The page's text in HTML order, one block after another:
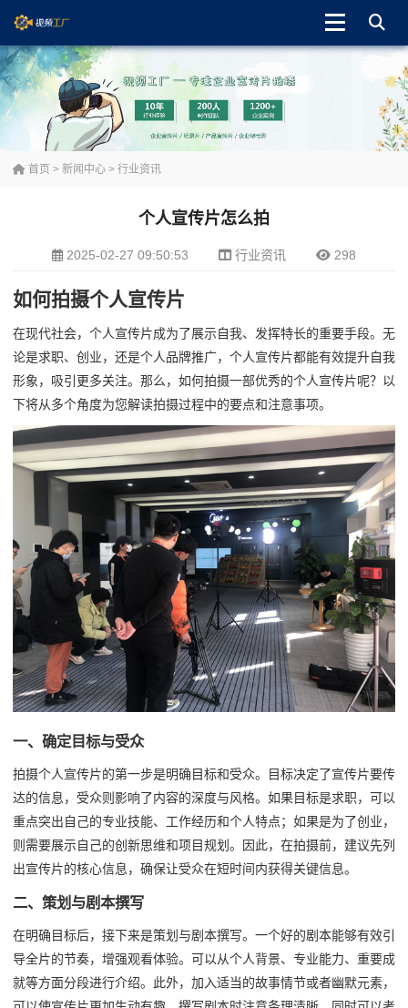
首页 > 新闻中心 > 行业资讯
个人宣传片怎么拍
2025-02-27 09:50:53 行业资讯 298
如何拍摄个人宣传片
在现代社会，个人宣传片成为了展示自我、发挥特长的重要手段。无
论是求职、创业，还是个人品牌推广，个人宣传片都能有效提升自我
形象，吸引更多关注。那么，如何拍摄一部优秀的个人宣传片呢？以
下将从多个角度为您解读拍摄过程中的要点和注意事项。
一、确定目标与受众
拍摄个人宣传片的第一步是明确目标和受众。目标决定了宣传片要传
达的信息，受众则影响了内容的深度与风格。如果目标是求职，可以
重点突出自己的专业技能、工作经历和个人特点；如果是为了创业，
则需要展示自己的创新思维和项目规划。因此，在拍摄前，建议先列
出宣传片的核心信息，确保让受众在短时间内获得关键信息。
二、策划与剧本撰写
在明确目标后，接下来是策划与剧本撰写。一个好的剧本能够有效引
导全片的节奏，增强观看体验。可以从个人背景、专业能力、重要成
就等方面分段进行介绍。此外，加入适当的故事情节或者幽默元素，